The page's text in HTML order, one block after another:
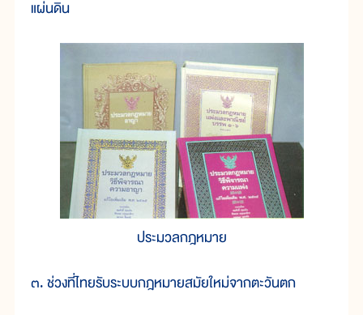
แผ่นดิน
ประมวลกฎหมาย
๓. ช่วงที่ไทยรับระบบกฎหมายสมัยใหม่จากตะวันตก